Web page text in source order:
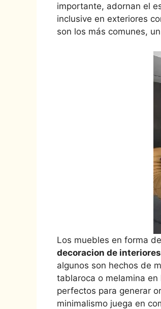
importante, adornan el
inclusive en exteriores
son los más comunes,
Los muebles en forma
decoracion de
algunos son hechos de
tablaroca o melamina
perfectos para generar
minimalismo juega en